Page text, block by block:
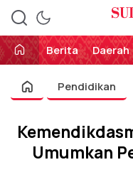
Berita
Daerah
Pendidikan
Umumkan